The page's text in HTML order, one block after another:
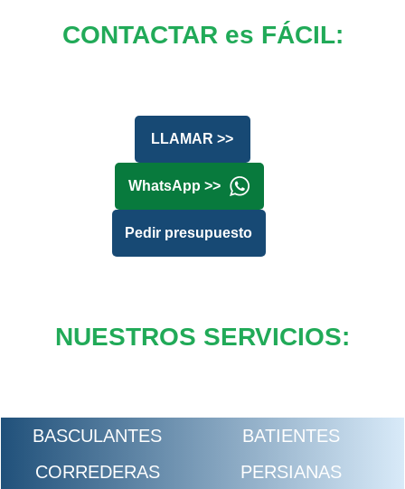
CONTACTAR es FÁCIL:
LLAMAR >>
WhatsApp >>
Pedir presupuesto
NUESTROS SERVICIOS:
BASCULANTES
BATIENTES
CORREDERAS
PERSIANAS